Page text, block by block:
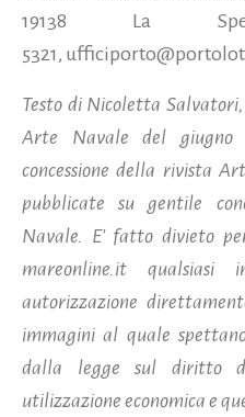
19138 La
5321,
Testo di Nicoletta
Arte Navale del
concessione della rivista
pubblicate su gentile
Navale. E' fatto divieto
mareonline.it qualsiasi
autorizzazione
immagini al quale
dalla legge sul diritto
utilizzazione economica e